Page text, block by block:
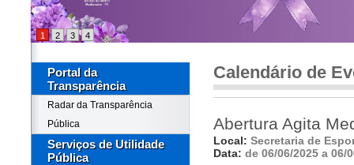
1 2 3 4
Portal da
Transparência
Radar da Transparência
Pública
Serviços de Utilidade
Pública
Calendário de
Abertura Agita
Local: Secretaria de
Data: de 06/06/2025 a 06/